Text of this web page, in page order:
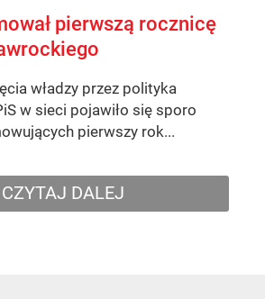
pierwszą rocznicę
władzy przez polityka
w sieci pojawiło się sporo
pierwszy rok...
CZYTAJ DALEJ